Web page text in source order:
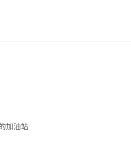
自我意識的崛起。孩子的很多行為並
根源，規範孩子的行為，為孩子的健
被警察逮捕並關進監獄。水獺的兒
的笛聲仿佛在召喚他們……他們能把
加油站